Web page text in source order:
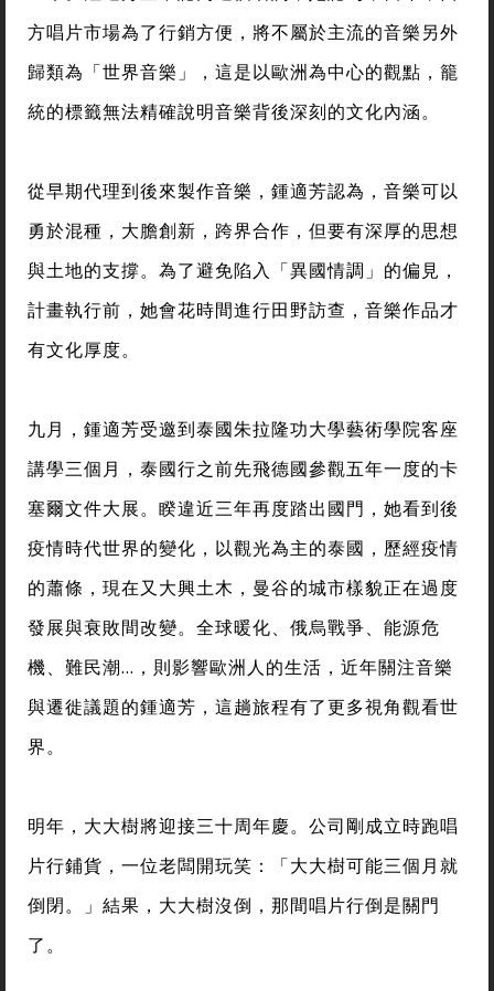
方唱片市場為了行銷方便，將不屬於主流的音樂另外
歸類為「世界音樂」，這是以歐洲為中心的觀點，籠
統的標籤無法精確說明音樂背後深刻的文化內涵。
從早期代理到後來製作音樂，鍾適芳認為，音樂可以
勇於混種，大膽創新，跨界合作，但要有深厚的思想
與土地的支撐。為了避免陷入「異國情調」的偏見，
計畫執行前，她會花時間進行田野訪查，音樂作品才
有文化厚度。
九月，鍾適芳受邀到泰國朱拉隆功大學藝術學院客座
講學三個月，泰國行之前先飛德國參觀五年一度的卡
塞爾文件大展。睽違近三年再度踏出國門，她看到後
疫情時代世界的變化，以觀光為主的泰國，歷經疫情
的蕭條，現在又大興土木，曼谷的城市樣貌正在過度
發展與衰敗間改變。全球暖化、俄烏戰爭、能源危
機、難民潮…，則影響歐洲人的生活，近年關注音樂
與遷徙議題的鍾適芳，這趟旅程有了更多視角觀看世
界。
明年，大大樹將迎接三十周年慶。公司剛成立時跑唱
片行鋪貨，一位老闆開玩笑：「大大樹可能三個月就
倒閉。」結果，大大樹沒倒，那間唱片行倒是關門
了。